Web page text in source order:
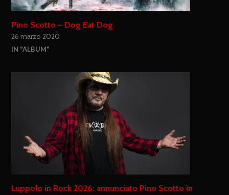
Pino Scotto – Dog Eat Dog
26 marzo 2020
IN "ALBUM"
Luppolo in Rock 2026: annunciato Pino Scotto in